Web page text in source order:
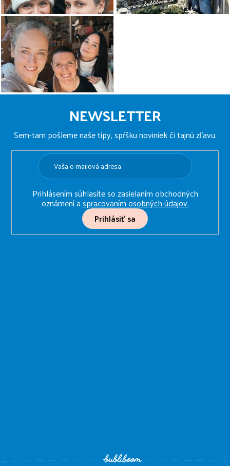
Z
NEWSLETTER
Sem-tam pošleme naše tipy, spŕšku noviniek či tajnú zľavu.
Prihlásením súhlasíte so zasielaním obchodných
oznámení aspracovaním osobných údajov.
Prihlásiť sa